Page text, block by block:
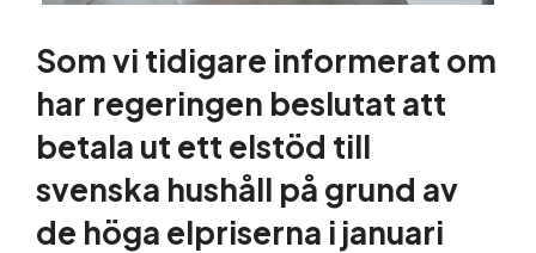
Som vi tidigare informerat om
har regeringen beslutat att
betala ut ett elstöd till
svenska hushåll på grund av
de höga elpriserna i januari